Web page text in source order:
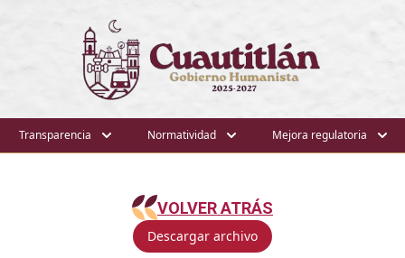
Transparencia Normatividad Mejora regulatoria
VOLVER ATRÁS
Descargar archivo